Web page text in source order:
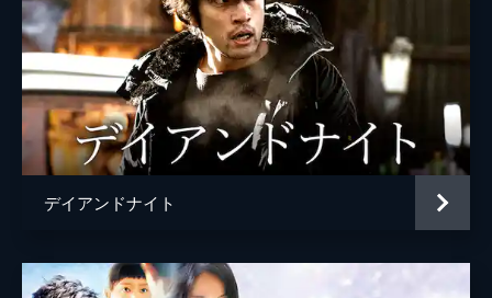
渡邉翔
岩井拳士朗
今野祐輔
ちずみ
橋本さとし
デイアンドナイト